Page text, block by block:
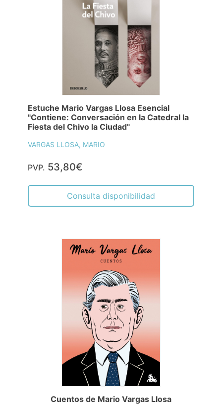
Estuche Mario Vargas Llosa Esencial
"Contiene: Conversación en la Catedral la
Fiesta del Chivo la Ciudad"
VARGAS LLOSA, MARIO
PVP. 53,80€
Consulta disponibilidad
Cuentos de Mario Vargas Llosa